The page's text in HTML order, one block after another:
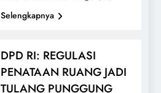
Selengkapnya
DPD RI: REGULASI
PENATAAN RUANG JADI
TULANG PUNGGUNG